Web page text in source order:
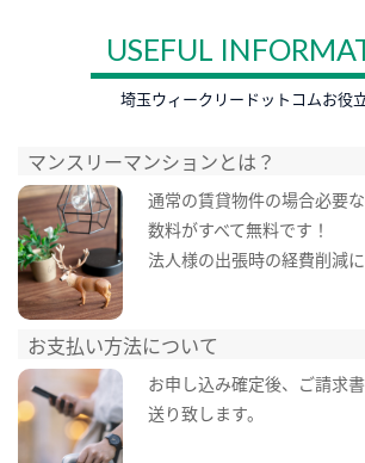
USEFUL
埼玉ウィークリードットコムお役
マンスリーマンションとは？
通常の賃貸物件の場合必要
数料がすべて無料です！
法人様の出張時の経費削減に
お支払い方法について
お申し込み確定後、ご請求
送り致します。